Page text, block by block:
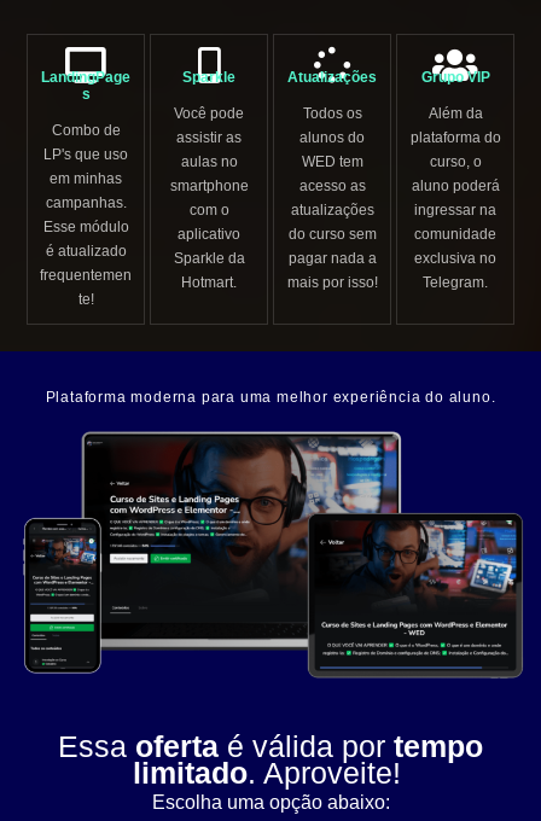
LandingPage
s
Combo de
LP's que uso
em minhas
campanhas.
Esse módulo
é atualizado
frequentemen
te!
Sparkle
Você pode
assistir as
aulas no
smartphone
com o
aplicativo
Sparkle da
Hotmart.
Atualizações
Todos os
alunos do
WED tem
acesso as
atualizações
do curso sem
pagar nada a
mais por isso!
Grupo VIP
Além da
plataforma do
curso, o
aluno poderá
ingressar na
comunidade
exclusiva no
Telegram.
Plataforma moderna para uma melhor experiência do aluno.
Essa oferta é válida por tempo
limitado. Aproveite!
Escolha uma opção abaixo: